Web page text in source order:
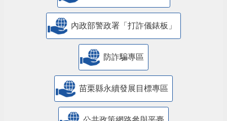
內政部警政署「打詐儀錶板」
防詐騙專區
苗栗縣永續發展目標專區